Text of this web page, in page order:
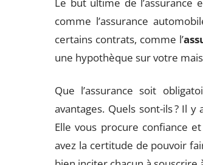
comme l’assurance
certains contrats, comme l’
une hypothèque sur votre
Que l’assurance soit
avantages. Quels sont-ils ? Il
Elle vous procure confiance
avez la certitude de pouvoir